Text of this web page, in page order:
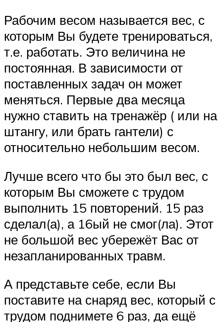
Рабочим весом называется вес, с
которым Вы будете тренироваться,
т.е. работать. Это величина не
постоянная. В зависимости от
поставленных задач он может
меняться. Первые два месяца
нужно ставить на тренажёр ( или на
штангу, или брать гантели) с
относительно небольшим весом.
Лучше всего что бы это был вес, с
которым Вы сможете с трудом
выполнить 15 повторений. 15 раз
сделал(а), а 16ый не смог(ла). Этот
не большой вес убережёт Вас от
незапланированных травм.
А представьте себе, если Вы
поставите на снаряд вес, который с
трудом поднимете 6 раз, да ещё